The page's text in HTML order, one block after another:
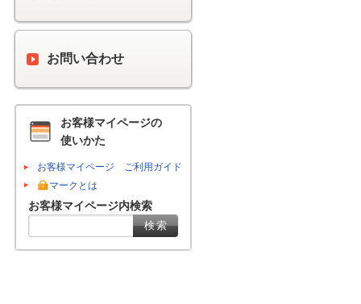
お問い合わせ
お客様マイページの
使いかた
お客様マイページ ご利用ガイド
マークとは
お客様マイページ内検索